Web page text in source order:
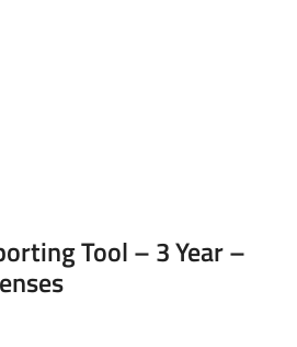
Tool – 3 Year –